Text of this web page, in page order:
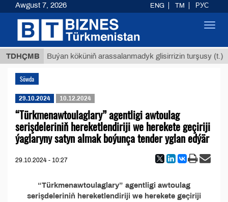
TDHÇMB
ТМТ Buýan köküniň arassalanmadyk glisirrizin turşusy (t.)
Söwda
29.10.2024 10.12.2024
“Türkmenawtoulaglary” agentligi awtoulag
serişdeleriniň hereketlendiriji we herekete geçiriji
ýaglaryny satyn almak boýunça tender yglan edýär
29.10.2024 - 10:27
“Türkmenawtoulaglary” agentligi awtoulag
serişdeleriniň hereketlendiriji we herekete geçiriji
Awgust 7, 2026 ENG TM РУС